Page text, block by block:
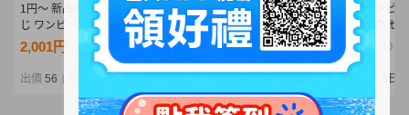
1円〜 新品未開封 一番く
じ ワンピース エルバフ編
GIANT BASH!! Vol.2 B賞
サンジ MASTERLISE
EXPIECE フィギュア
2,001円 NT433
出價 56 4 時
1円〜 未開封 一番くじ ワ
ンピース エルバフ編
GIANT BASH!! Vol.2 ラス
トワン賞 軍子宮 E賞 シャ
ムロック MASTERLISE
EXPIECE フィギュア
7,000円NT1,514
【激レア】ワンピー
ア・ハンコック セ
ムVer. 1/4 GK ガレ
ット フィギュア 樹
チュー 龍×POP
9,751円NT2,110
6日